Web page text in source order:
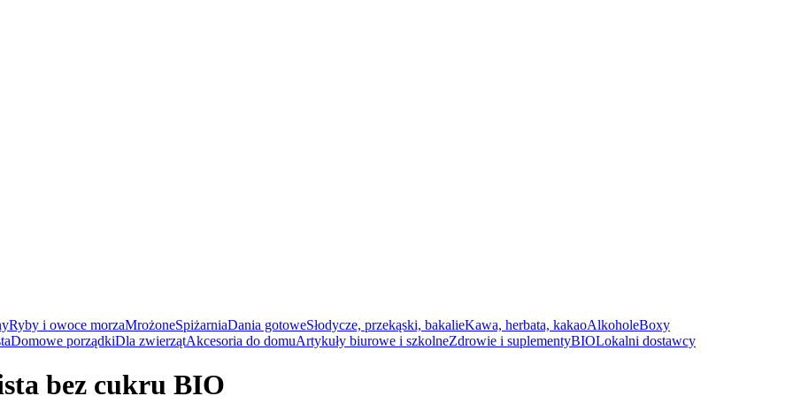
Ryby i owoce morzaMrożoneSpiżarniaDania gotoweSłodycze, przekąski, bakalieKawa, herbata, kakaoAlkoholeBoxy
Domowe porządkiDla zwierzątAkcesoria do domuArtykuły biurowe i szkolneZdrowie i suplementyBIOLokalni dostawcy
bez cukru BIO